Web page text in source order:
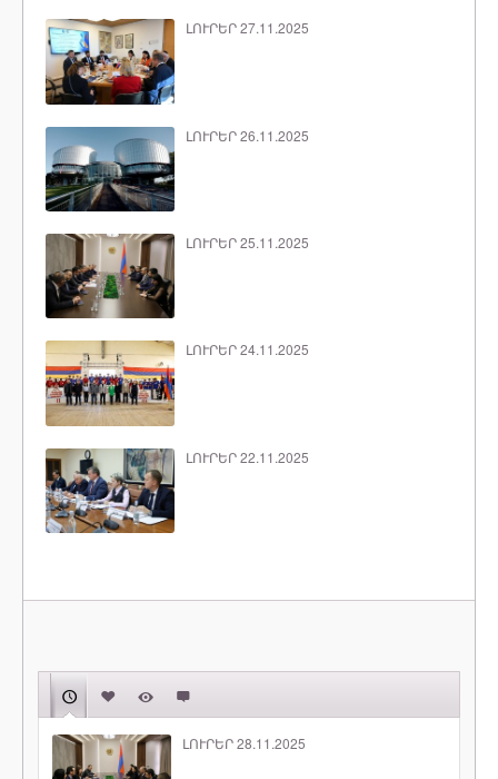
ԼՈՒՐԵՐ 27.11.2025
ԼՈՒՐԵՐ 26.11.2025
ԼՈՒՐԵՐ 25.11.2025
ԼՈՒՐԵՐ 24.11.2025
ԼՈՒՐԵՐ 22.11.2025
ԼՈՒՐԵՐ 28.11.2025